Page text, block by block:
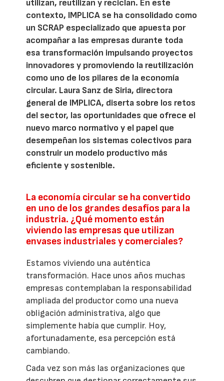
utilizan, reutilizan y reciclan. En este
contexto, IMPLICA se ha consolidado como
un SCRAP especializado que apuesta por
acompañar a las empresas durante toda
esa transformación impulsando proyectos
innovadores y promoviendo la reutilización
como uno de los pilares de la economía
circular. Laura Sanz de Siria, directora
general de IMPLICA, diserta sobre los retos
del sector, las oportunidades que ofrece el
nuevo marco normativo y el papel que
desempeñan los sistemas colectivos para
construir un modelo productivo más
eficiente y sostenible.
La economía circular se ha convertido
en uno de los grandes desafíos para la
industria. ¿Qué momento están
viviendo las empresas que utilizan
envases industriales y comerciales?
Estamos viviendo una auténtica
transformación. Hace unos años muchas
empresas contemplaban la responsabilidad
ampliada del productor como una nueva
obligación administrativa, algo que
simplemente había que cumplir. Hoy,
afortunadamente, esa percepción está
cambiando.
Cada vez son más las organizaciones que